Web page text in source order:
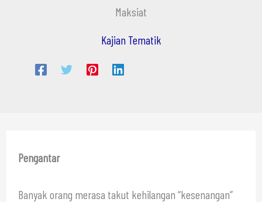
Maksiat
Kajian Tematik
Pengantar
Banyak orang merasa takut kehilangan “kesenangan”